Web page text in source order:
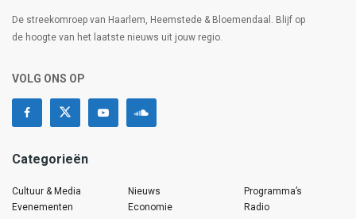
De streekomroep van Haarlem, Heemstede & Bloemendaal. Blijf op
de hoogte van het laatste nieuws uit jouw regio.
VOLG ONS OP
Categorieën
Cultuur & Media
Evenementen
Nieuws
Economie
Programma’s
Radio